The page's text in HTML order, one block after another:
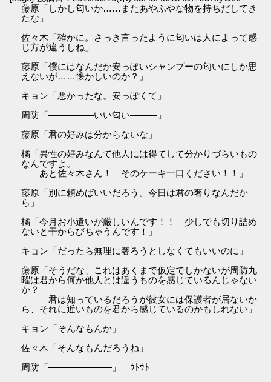
藤原「しかし匂いか……またあやふやな物を持ちだしてき
たな」
佐々木「確かに。さっき言ったように匂いは人によって感
じ方が違うしね」
藤原「僕にはなんだか安っぽいシャンプーの匂いにしか思
えないが……懐かしいのか？」
キョン「悪かったな。安っぽくて」
周防「―――――いい匂い―――」
藤原「君の好みは分からないな」
橘「異性の好みなんて他人には得てして分かりづらいもの
なんですよ。
あと佐々木さん！ そのケーキ一口ください！！」
藤原「別に頼めばいいだろう。今日は君の奢りなんだか
ら」
橘「今月お小遣いが厳しいんです！！ 少しでも切り詰め
ないと干からびちゃうんです！」
キョン「だったら無理に奢ろうとしなくてもいいのに」
藤原「そうだな、これはあくまで仮定でしかないが周防九
曜は君から何か他人とは違うものを感じているんじゃない
か？
君は知っているだろうが彼女には保護者が居ないか
ら、それに近いものを君から感じているのかもしれない」
キョン「そんなもんか」
佐々木「そんなもんだろうね」
周防「―――――――」 ｳﾄｳﾄ